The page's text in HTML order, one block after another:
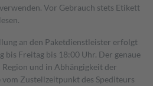
Vor Gebrauch stets Etikett
an den Paketdienstleister erfolgt
bis Freitag bis 18:00 Uhr. Der genaue
und in Abhängigkeit der
Zustellzeitpunkt des Spediteurs